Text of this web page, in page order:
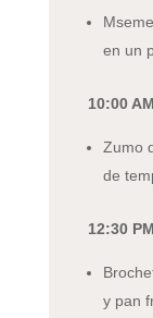
en un
10:00
Zumo
de
12:30
y pan